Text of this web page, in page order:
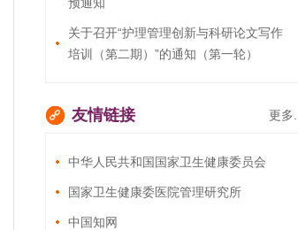
关于召开“护理管理创新与科研论文写作
培训（第二期）”的通知（第一轮）
友情链接 更多...
中华人民共和国国家卫生健康委员会
国家卫生健康委医院管理研究所
中国知网